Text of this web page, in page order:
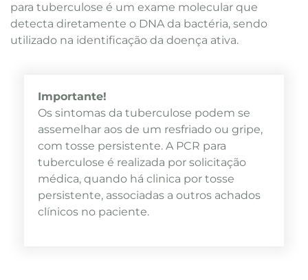
para tuberculose é um exame molecular que
detecta diretamente o DNA da bactéria, sendo
utilizado na identificação da doença ativa.
Importante!
Os sintomas da tuberculose podem se
assemelhar aos de um resfriado ou gripe,
com tosse persistente. A PCR para
tuberculose é realizada por solicitação
médica, quando há clinica por tosse
persistente, associadas a outros achados
clínicos no paciente.